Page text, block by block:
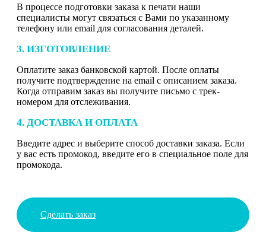
В процессе подготовки заказа к печати наши
специалисты могут связаться с Вами по указанному
телефону или email для согласования деталей.
3. ИЗГОТОВЛЕНИЕ
Оплатите заказ банковской картой. После оплаты
получите подтверждение на email с описанием заказа.
Когда отправим заказ вы получите письмо с трек-
номером для отслеживания.
4. ДОСТАВКА И ОПЛАТА
Введите адрес и выберите способ доставки заказа. Если
у вас есть промокод, введите его в специальное поле для
промокода.
Сделать заказ